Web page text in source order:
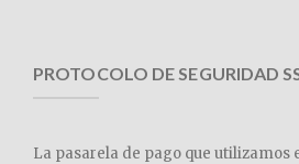
PROTOCOLO DE SEGURIDAD
La pasarela de pago que utilizamos